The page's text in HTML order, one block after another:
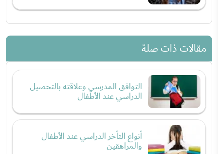
مقالات ذات صلة
التوافق المدرسي وعلاقته بالتحصيل
الدراسي عند الأطفال
أنواع التأخر الدراسي عند الأطفال
والمراهقين